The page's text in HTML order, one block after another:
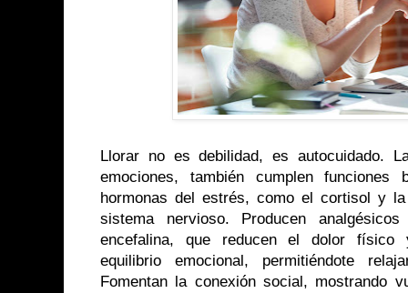
Llorar no es debilidad, es autocuidado.
emociones, también cumplen funciones
hormonas del estrés, como el cortisol y
sistema nervioso. Producen
encefalina, que reducen el dolor físico
equilibrio emocional, permitiéndote
Fomentan la conexión social, mostrando